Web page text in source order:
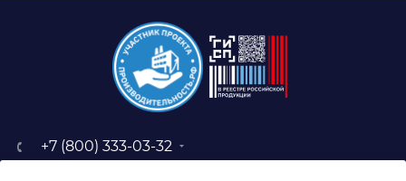
+7 (800) 333-03-32